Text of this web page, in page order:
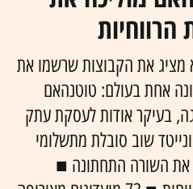
את הקבוצות שרשמו את
אחת בעולם: טוטנהאם
עונת 2014 בפסגה, בעיקר אודות לעסקת עתק
שוב סובלת מתשלומי
את השורה התחתונה ■